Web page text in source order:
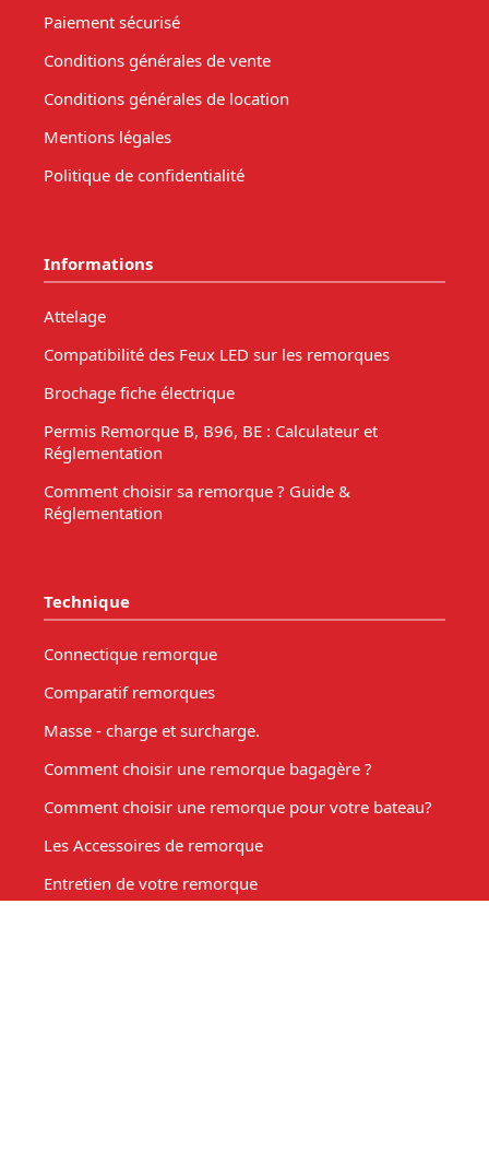
Paiement sécurisé
Conditions générales de vente
Conditions générales de location
Mentions légales
Politique de confidentialité
Informations
Attelage
Compatibilité des Feux LED sur les remorques
Brochage fiche électrique
Permis Remorque B, B96, BE : Calculateur et
Réglementation
Comment choisir sa remorque ? Guide &
Réglementation
Technique
Connectique remorque
Comparatif remorques
Masse - charge et surcharge.
Comment choisir une remorque bagagère ?
Comment choisir une remorque pour votre bateau?
Les Accessoires de remorque
Entretien de votre remorque